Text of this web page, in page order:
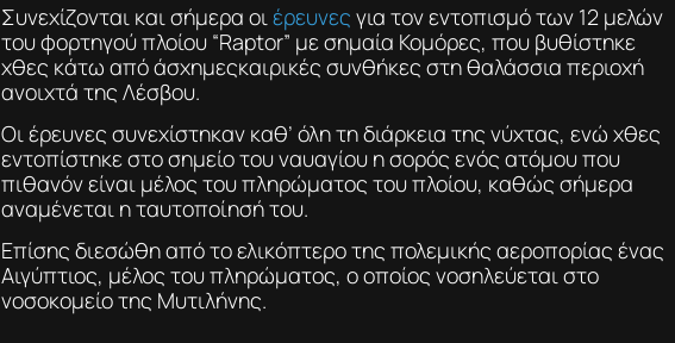
Συνεχίζονται και σήμερα οιέρευνες για τον εντοπισμό των 12 μελών
του φορτηγού πλοίου “Raptor” με σημαία Κομόρες, που βυθίστηκε
χθες κάτω από άσχημεςκαιρικές συνθήκες στη θαλάσσια περιοχή
ανοιχτά της Λέσβου.
Οι έρευνες συνεχίστηκαν καθ’ όλη τη διάρκεια της νύχτας, ενώ χθες
εντοπίστηκε στο σημείο του ναυαγίου η σορός ενός ατόμου που
πιθανόν είναι μέλος του πληρώματος του πλοίου, καθώς σήμερα
αναμένεται η ταυτοποίησή του.
Επίσης διεσώθη από το ελικόπτερο της πολεμικής αεροπορίας ένας
Αιγύπτιος, μέλος του πληρώματος, ο οποίος νοσηλεύεται στο
νοσοκομείο της Μυτιλήνης.